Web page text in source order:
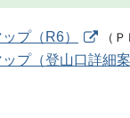
プ（R6） （ Ｐ
プ（登山口詳細案